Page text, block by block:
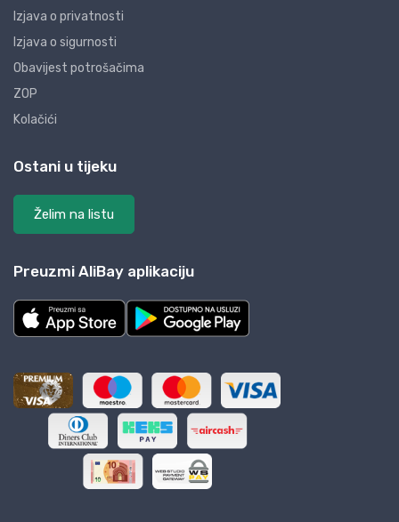
Izjava o privatnosti
Izjava o sigurnosti
Obavijest potrošačima
ZOP
Kolačići
Ostani u tijeku
Želim na listu
Preuzmi AliBay aplikaciju